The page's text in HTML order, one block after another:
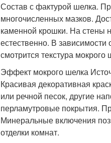
Состав с фактурой шелка.
многочисленных мазков.
каменной крошки. На стены
естественно. В
смотрится текстура мокрого
Эффект мокрого шелка
Красивая декоративная
или речной песок, другие
перламутровые покрытия.
Минеральные включения
отделки комнат.